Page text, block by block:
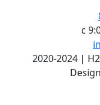
с
2020-2024 |